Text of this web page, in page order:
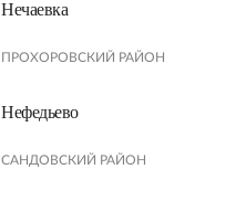
Нечаевка
ПРОХОРОВСКИЙ РАЙОН
Нефедьево
САНДОВСКИЙ РАЙОН